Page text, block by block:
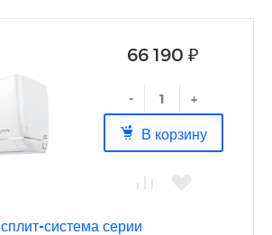
66 190 ₽
- +
В корзину
система серии